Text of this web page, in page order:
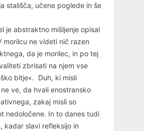
stališča, učene poglede in še
je abstraktno mišljenje opisal
morilcu ne videti nič razen
da je morilec, in po tej
zbrisati na njem vse
bitje«. Duh, ki misli
ve, da hvali enostransko
zakaj misli so
nedoločene. In to danes tudi
kadar slavi refleksijo in